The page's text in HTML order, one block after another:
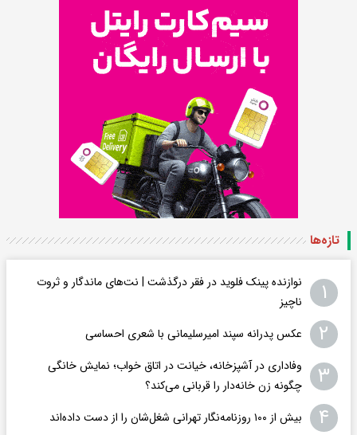
تازه‌ها
۱
نوازنده پینک فلوید در فقر درگذشت | نت‌های ماندگار و ثروت
ناچیز
۲ عکس پدرانه سپند امیرسلیمانی با شعری احساسی
۳
وفاداری در آشپزخانه، خیانت در اتاق خواب؛ نمایش خانگی
چگونه زن خانه‌دار را قربانی می‌کند؟
۴ بیش از ۱۰۰ روزنامه‌نگار تهرانی شغل‌شان را از دست داده‌اند